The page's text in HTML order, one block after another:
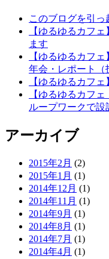
このブログを引っ
【ゆるゆるカフ
ます
【ゆるゆるカフェ
年会・レポート（
【ゆるゆるカフ
【ゆるゆるカフ
ループワークで設
アーカイブ
2015年2月 (2)
2015年1月 (1)
2014年12月 (1)
2014年11月 (1)
2014年9月 (1)
2014年8月 (1)
2014年7月 (1)
2014年4月 (1)